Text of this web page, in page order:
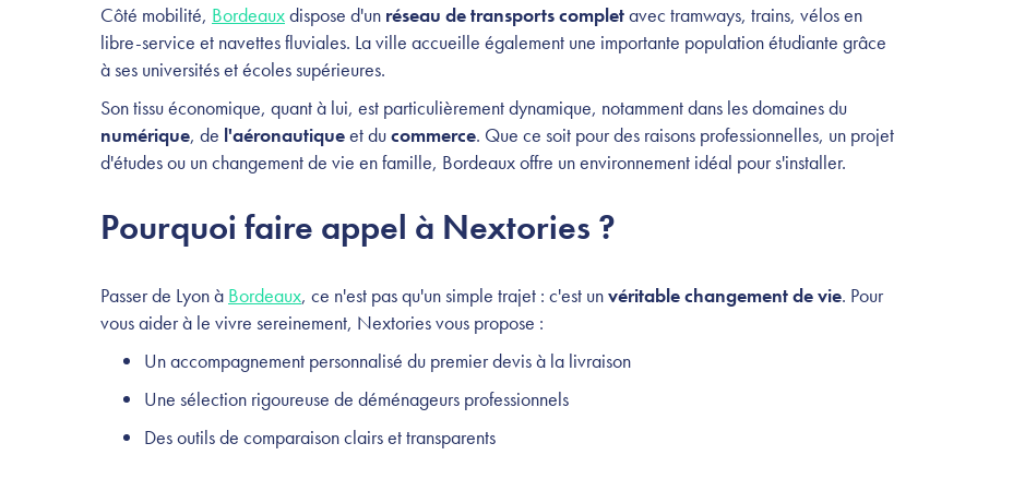
Côté mobilité, Bordeauxdispose d'un réseau de transports completavec tramways, trains, vélos en
libre-service et navettes fluviales. La ville accueille également une importante population étudiante grâce
à ses universités et écoles supérieures.
Son tissu économique, quant à lui, est particulièrement dynamique, notamment dans les domaines du
numérique, de l'aéronautiqueet ducommerce. Que ce soit pour des raisons professionnelles, un projet
d'études ou un changement de vie en famille, Bordeaux offre un environnement idéal pour s'installer.
Pourquoi faire appel à Nextories ?
Passer de Lyon à Bordeaux, ce n'est pas qu'un simple trajet : c'est unvéritable changement de vie. Pour
vous aider à le vivre sereinement, Nextories vous propose :
Un accompagnement personnalisé du premier devis à la livraison
Une sélection rigoureuse de déménageurs professionnels
Des outils de comparaison clairs et transparents